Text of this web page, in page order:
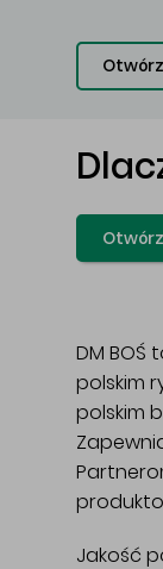
DM
polskim
polskim
Jakość